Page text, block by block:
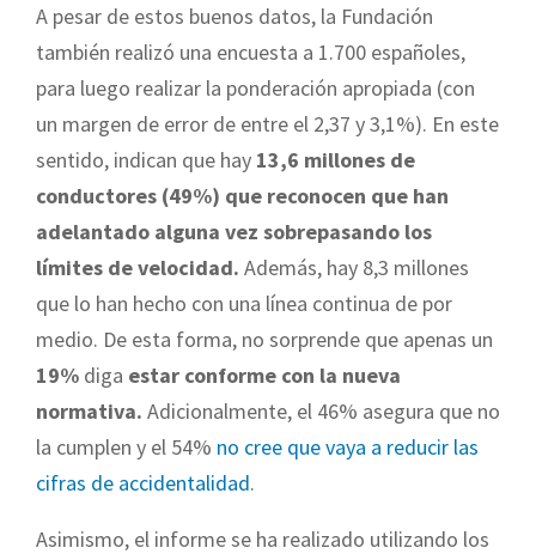
A pesar de estos buenos datos, la Fundación
también realizó una encuesta a 1.700 españoles,
para luego realizar la ponderación apropiada (con
un margen de error de entre el 2,37 y 3,1%). En este
sentido, indican que hay 13,6 millones de
conductores (49%) que reconocen que han
adelantado alguna vez sobrepasando los
límites de velocidad. Además, hay 8,3 millones
que lo han hecho con una línea continua de por
medio. De esta forma, no sorprende que apenas un
19% diga estar conforme con la nueva
normativa. Adicionalmente, el 46% asegura que no
la cumplen y el 54% no cree que vaya a reducir las
cifras de accidentalidad.
Asimismo, el informe se ha realizado utilizando los